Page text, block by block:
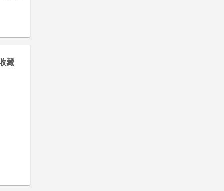
藏